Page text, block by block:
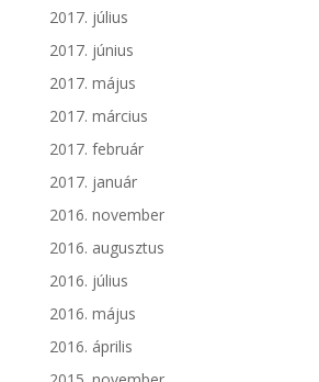
2017. július
2017. június
2017. május
2017. március
2017. február
2017. január
2016. november
2016. augusztus
2016. július
2016. május
2016. április